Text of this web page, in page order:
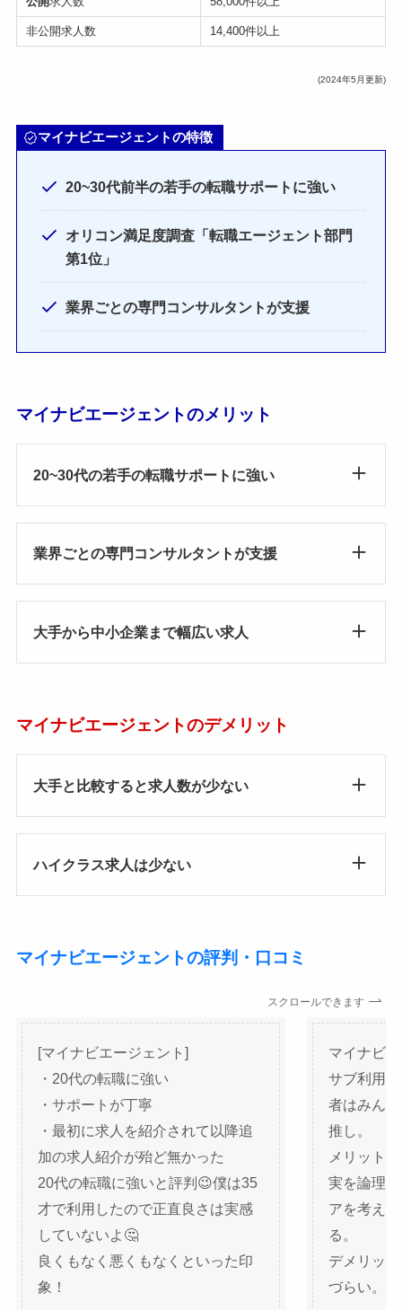
非公開求人数 14,400件以上
(2024年5月更新)
マイナビエージェントの特徴
20~30代前半の若手の転職サポートに強い
オリコン満足度調査「転職エージェント部門
第1位」
業界ごとの専門コンサルタントが支援
マイナビエージェントのメリット
20~30代の若手の転職サポートに強い
業界ごとの専門コンサルタントが支援
大手から中小企業まで幅広い求人
マイナビエージェントのデメリット
大手と比較すると求人数が少ない
ハイクラス求人は少ない
マイナビエージェントの評判・口コミ
スクロールできます
[マイナビエージェント]
・20代の転職に強い
・サポートが丁寧
・最初に求人を紹介されて以降追
加の求人紹介が殆ど無かった
20代の転職に強いと評判😉僕は35
才で利用したので正直良さは実感
していないよ🤔
良くもなく悪くもなくといった印
象！
マイナビ
サブ利用
者はみん
推し。
メリット
実を論理
アを考え
る。
デメリッ
づらい。